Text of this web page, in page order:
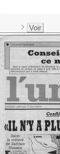
Voir